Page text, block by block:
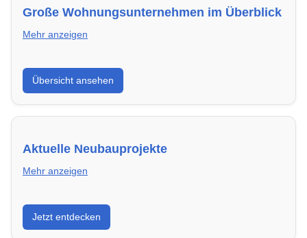
Große Wohnungsunternehmen im Überblick
Mehr anzeigen
Hier findest du die wichtigsten Anbieter in
Friedrichshafen – von Genossenschaften bis zu
privaten Vermietern.
Übersicht ansehen
Aktuelle Neubauprojekte
Mehr anzeigen
Entdecke Neubauprojekte in Friedrichshafen –
modern, energieeffizient und sofort bezugsfertig.
Jetzt entdecken